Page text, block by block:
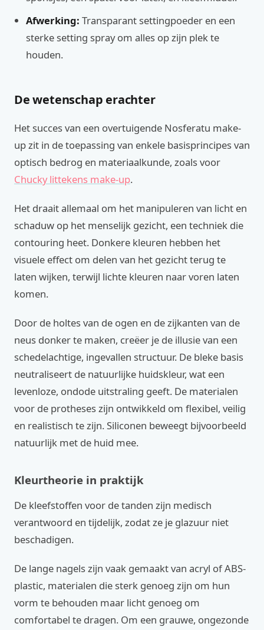
Afwerking: Transparant settingpoeder en een
sterke setting spray om alles op zijn plek te
houden.
De wetenschap erachter
Het succes van een overtuigende Nosferatu make-
up zit in de toepassing van enkele basisprincipes van
optisch bedrog en materiaalkunde, zoals voor
Chucky littekens make-up.
Het draait allemaal om het manipuleren van licht en
schaduw op het menselijk gezicht, een techniek die
contouring heet. Donkere kleuren hebben het
visuele effect om delen van het gezicht terug te
laten wijken, terwijl lichte kleuren naar voren laten
komen.
Door de holtes van de ogen en de zijkanten van de
neus donker te maken, creëer je de illusie van een
schedelachtige, ingevallen structuur. De bleke basis
neutraliseert de natuurlijke huidskleur, wat een
levenloze, ondode uitstraling geeft. De materialen
voor de protheses zijn ontwikkeld om flexibel, veilig
en realistisch te zijn. Siliconen beweegt bijvoorbeeld
natuurlijk met de huid mee.
Kleurtheorie in praktijk
De kleefstoffen voor de tanden zijn medisch
verantwoord en tijdelijk, zodat ze je glazuur niet
beschadigen.
De lange nagels zijn vaak gemaakt van acryl of ABS-
plastic, materialen die sterk genoeg zijn om hun
vorm te behouden maar licht genoeg om
comfortabel te dragen. Om een grauwe, ongezonde